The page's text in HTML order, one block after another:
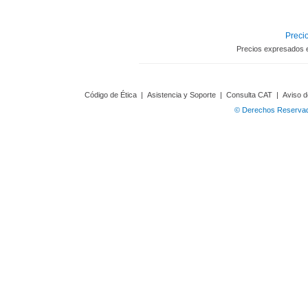
Precios expresados
Código de Ética | Asistencia y Soporte | Consulta CAT | Aviso
© Derechos